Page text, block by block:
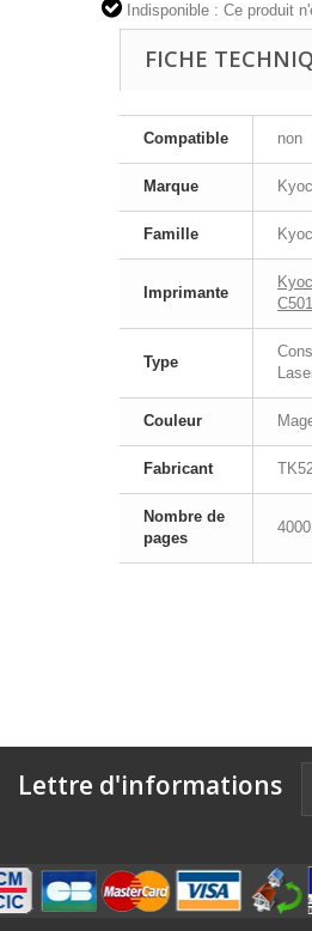
Indisponible : Ce produit
FICHE
Compatible non
Marque
Famille
Imprimante
Type
Couleur
Fabricant
Nombre de
pages
4000
Lettre d'informations